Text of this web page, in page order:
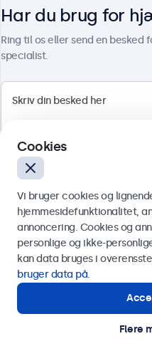
Herstedøstervej 27-29,
Dansk
© 2026
Har du brug for
Ring til os eller send en
specialist.
Eller ring til os
Kontakt vores specialister.
Cookies
Vi bruger cookies og
hjemmesidefunktionalitet,
annoncering. Cookies og
personlige og ikke-
kan data bruges i
bruger data på.
Flere